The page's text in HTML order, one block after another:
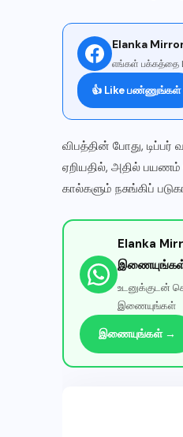
Elanka
எங்கள் பக்கத்தை
👍 Like பண்ணுங்கள்
விபத்தின் போது,
ஏறியதில், அதில்
கால்களும் நசுங்கிப்
Elanka
உடனுக்குடன்
இணையுங்கள்
இணையுங்கள் →